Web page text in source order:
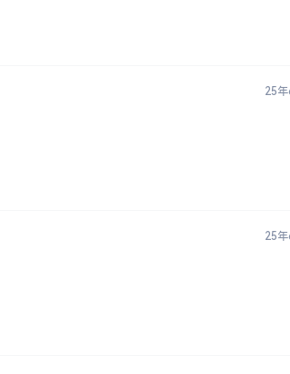
25年
25年